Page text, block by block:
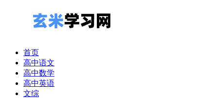
首页
高中语文
高中数学
高中英语
文综